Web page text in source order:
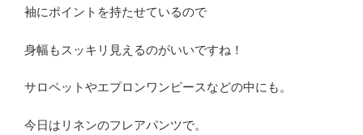
袖にポイントを持たせているので
身幅もスッキリ見えるのがいいですね！
サロペットやエプロンワンピースなどの中にも。
今日はリネンのフレアパンツで。